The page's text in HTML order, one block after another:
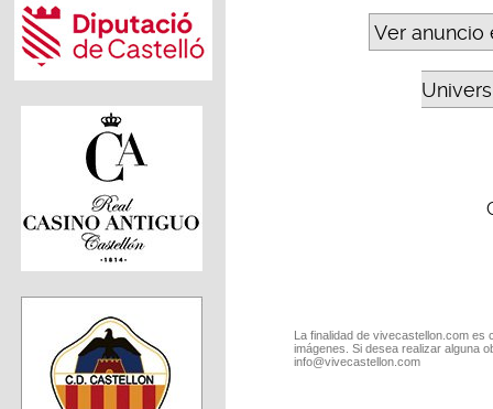
Ver anuncio
La finalidad de vivecastellon.com
imágenes. Si desea realizar alguna
info@vivecastellon.com